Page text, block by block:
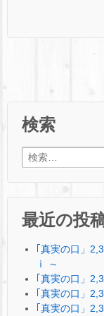
検索
検索:
最近の投
｢真実の口」
ⅰ ～
｢真実の口」
｢真実の口」
｢真実の口」